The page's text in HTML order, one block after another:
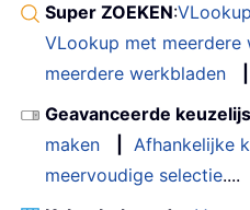
Super ZOEKEN:
VLookup met meerdere
meerdere werkbladen
Geavanceerde
maken
Afhankelijke
meervoudige selectie....